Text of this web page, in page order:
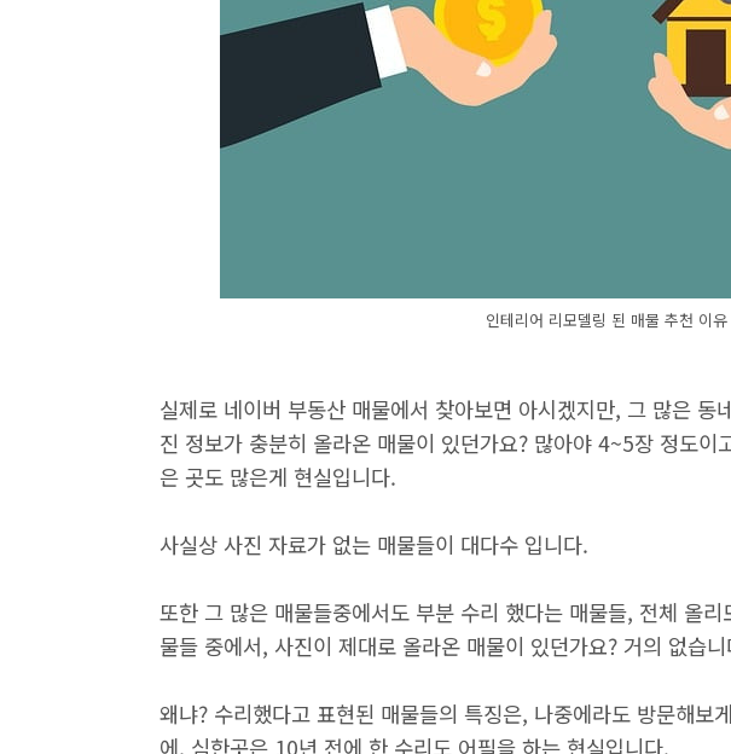
인테리어 리모델링 된 매물 추천 이유
실제로 네이버 부동산 매물에서 찾아보면 아시겠지만, 그 많은 동
진 정보가 충분히 올라온 매물이 있던가요? 많아야 4~5장 정도이
은 곳도 많은게 현실입니다.
사실상 사진 자료가 없는 매물들이 대다수 입니다.
또한 그 많은 매물들중에서도 부분 수리 했다는 매물들, 전체 올
물들 중에서, 사진이 제대로 올라온 매물이 있던가요? 거의 없습니
왜냐? 수리했다고 표현된 매물들의 특징은, 나중에라도 방문해보
에, 심한곳은 10년 전에 한 수리도 어필을 하는 현실입니다.